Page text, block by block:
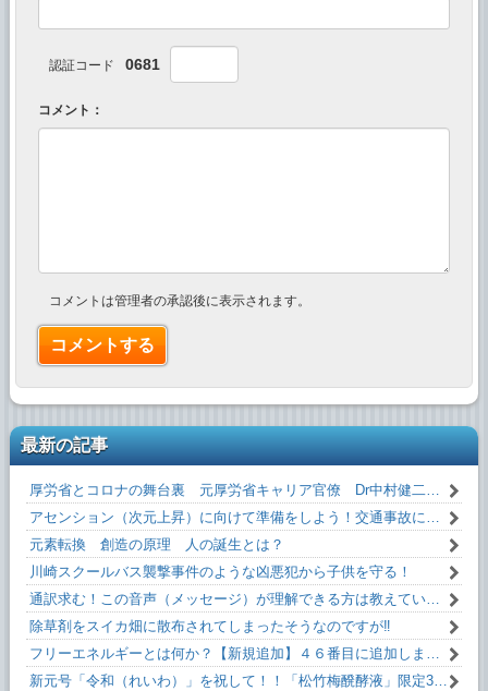
認証コード 0681
コメント：
コメントは管理者の承認後に表示されます。
最新の記事
厚労省とコロナの舞台裏 元厚労省キャリア官僚 Dr中村健二 氏 闇を暴露！
アセンション（次元上昇）に向けて準備をしよう！交通事故にあわない方法！！
元素転換 創造の原理 人の誕生とは？
川崎スクールバス襲撃事件のような凶悪犯から子供を守る！
通訳求む！この音声（メッセージ）が理解できる方は教えていただけるとうれしいです！
除草剤をスイカ畑に散布されてしまったそうなのですが‼
フリーエネルギーとは何か？【新規追加】４６番目に追加しました！無料です！
新元号「令和（れいわ）」を祝して！！「松竹梅醗酵液」限定35本。